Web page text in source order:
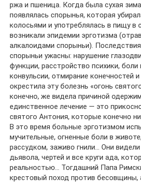
ржа и пшеница. Когда была сухая
появлялась спорынья, которая
колосьями и употреблялась в пищу в
возникали эпидемии эрготизма
алкалоидами спорыньи).
спорыньи ужасны: нарушение
функции, расстройство психики, боли
конвульсии, отмирание конечностей
окрестила эту болезнь «огонь
конечно, же видела причиной
единственное лечение — это
святого Антония, которые конечно
В это время больные эрготизмом
мучительные, огненные боли в
рассудком, заживо гнили… Они
дьявола, чертей и все круги ада,
реальностью… Тогдашний Папа
крестовый поход против бесовщины,